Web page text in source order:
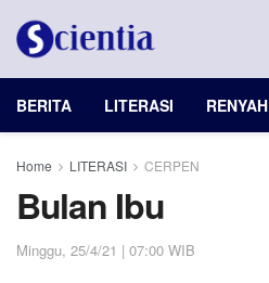
BERITA LITERASI RENYAH
Home LITERASI CERPEN
Bulan Ibu
Minggu, 25/4/21 | 07:00 WIB